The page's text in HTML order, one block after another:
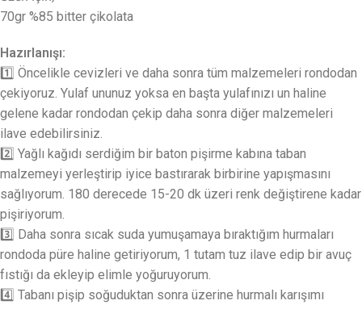
70gr %85 bitter çikolata
Hazırlanışı:
1️⃣ Öncelikle cevizleri ve daha sonra tüm malzemeleri rondodan
çekiyoruz. Yulaf ununuz yoksa en başta yulafınızı un haline
gelene kadar rondodan çekip daha sonra diğer malzemeleri
ilave edebilirsiniz.
2️⃣ Yağlı kağıdı serdiğim bir baton pişirme kabına taban
malzemeyi yerleştirip iyice bastırarak birbirine yapışmasını
sağlıyorum. 180 derecede 15-20 dk üzeri renk değiştirene kadar
pişiriyorum.
3️⃣ Daha sonra sıcak suda yumuşamaya bıraktığım hurmaları
rondoda püre haline getiriyorum, 1 tutam tuz ilave edip bir avuç
fıstığı da ekleyip elimle yoğuruyorum.
4️⃣ Tabanı pişip soğuduktan sonra üzerine hurmalı karışımı